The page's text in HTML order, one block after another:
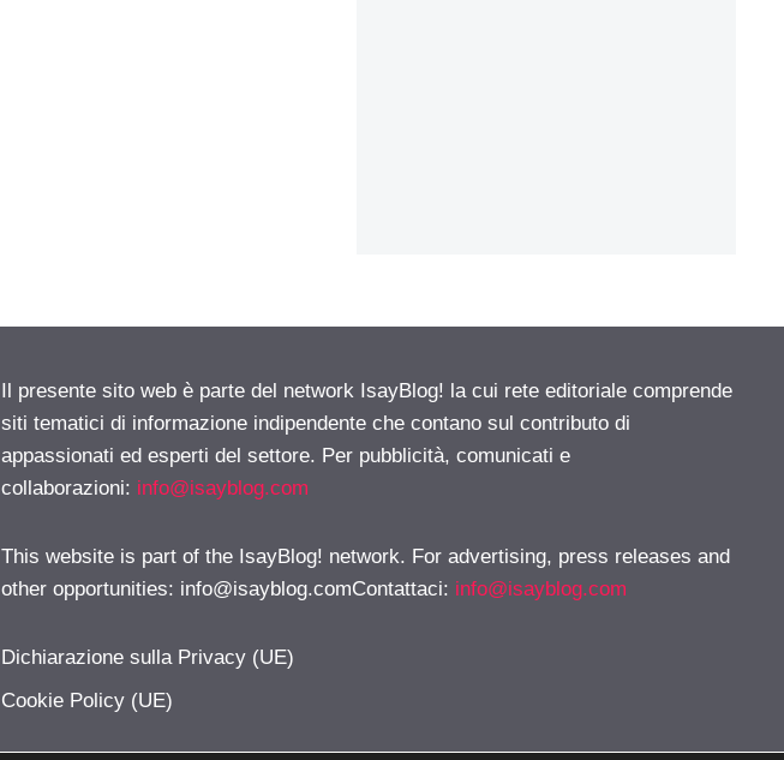
Il presente sito web è parte del network IsayBlog! la cui rete editoriale comprende
siti tematici di informazione indipendente che contano sul contributo di
appassionati ed esperti del settore. Per pubblicità, comunicati e
collaborazioni: info@isayblog.com
This website is part of the IsayBlog! network. For advertising, press releases and
other opportunities: info@isayblog.comContattaci: info@isayblog.com
Dichiarazione sulla Privacy (UE)
Cookie Policy (UE)